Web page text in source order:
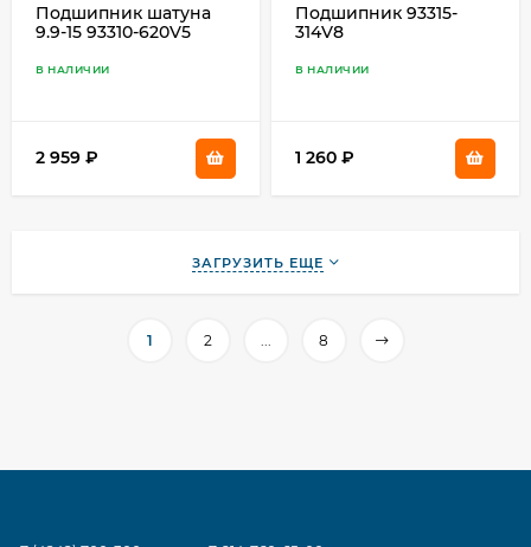
Подшипник шатуна
9.9-15 93310-620V5
В НАЛИЧИИ
2 959 ₽
Подшипник 93315-
314V8
В НАЛИЧИИ
1 260 ₽
ЗАГРУЗИТЬ ЕЩЕ
1 2 8